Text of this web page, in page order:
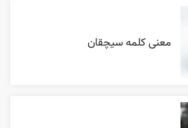
معنی کلمه سیچقان